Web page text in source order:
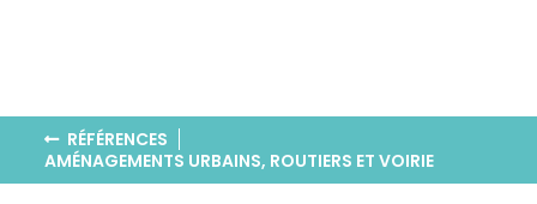
RÉFÉRENCES
AMÉNAGEMENTS URBAINS, ROUTIERS ET VOIRIE